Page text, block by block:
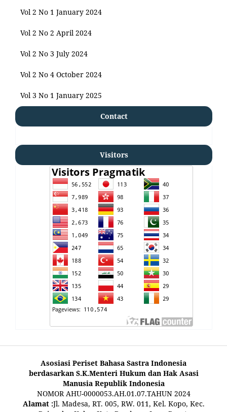
Vol 2 No 1 January 2024
Vol 2 No 2 April 2024
Vol 2 No 3 July 2024
Vol 2 No 4 October 2024
Vol 3 No 1 January 2025
Contact
Visitors
Asosiasi Periset Bahasa Sastra Indonesia
berdasarkan S.K.Menteri Hukum dan Hak Asasi
Manusia Republik Indonesia
NOMOR AHU-0000053.AH.01.07.TAHUN 2024
Alamat :Jl. Madesa, RT. 005, RW. 011, Kel. Kopo, Kec.